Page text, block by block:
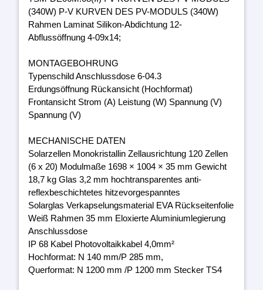
(340W) P-V KURVEN DES PV-MODULS (340W)
Rahmen Laminat Silikon-Abdichtung 12-
Abflussöffnung 4-09x14;
MONTAGEBOHRUNG
Typenschild Anschlussdose 6-04.3
Erdungsöffnung Rückansicht (Hochformat)
Frontansicht Strom (A) Leistung (W) Spannung (V)
Spannung (V)
MECHANISCHE DATEN
Solarzellen Monokristallin Zellausrichtung 120 Zellen
(6 x 20) Modulmaße 1698 × 1004 × 35 mm Gewicht
18,7 kg Glas 3,2 mm hochtransparentes anti-
reflexbeschichtetes hitzevorgespanntes
Solarglas Verkapselungsmaterial EVA Rückseitenfolie
Weiß Rahmen 35 mm Eloxierte Aluminiumlegierung
Anschlussdose
IP 68 Kabel Photovoltaikkabel 4,0mm²
Hochformat: N 140 mm/P 285 mm,
Querformat: N 1200 mm /P 1200 mm Stecker TS4